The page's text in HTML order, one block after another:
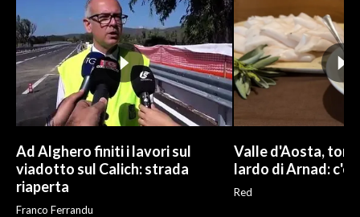
Ad Alghero finiti i lavori sul
viadotto sul Calich: strada
riaperta
Franco Ferrandu
Valle d'Aosta,
lardo di Arnad: c'è
Red